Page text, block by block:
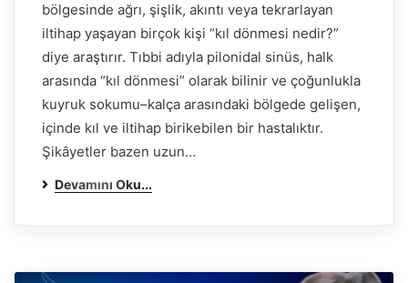
bölgesinde ağrı, şişlik, akıntı veya tekrarlayan
iltihap yaşayan birçok kişi “kıl dönmesi nedir?”
diye araştırır. Tıbbi adıyla pilonidal sinüs, halk
arasında “kıl dönmesi” olarak bilinir ve çoğunlukla
kuyruk sokumu–kalça arasındaki bölgede gelişen,
içinde kıl ve iltihap birikebilen bir hastalıktır.
Şikâyetler bazen uzun…
Devamını Oku...